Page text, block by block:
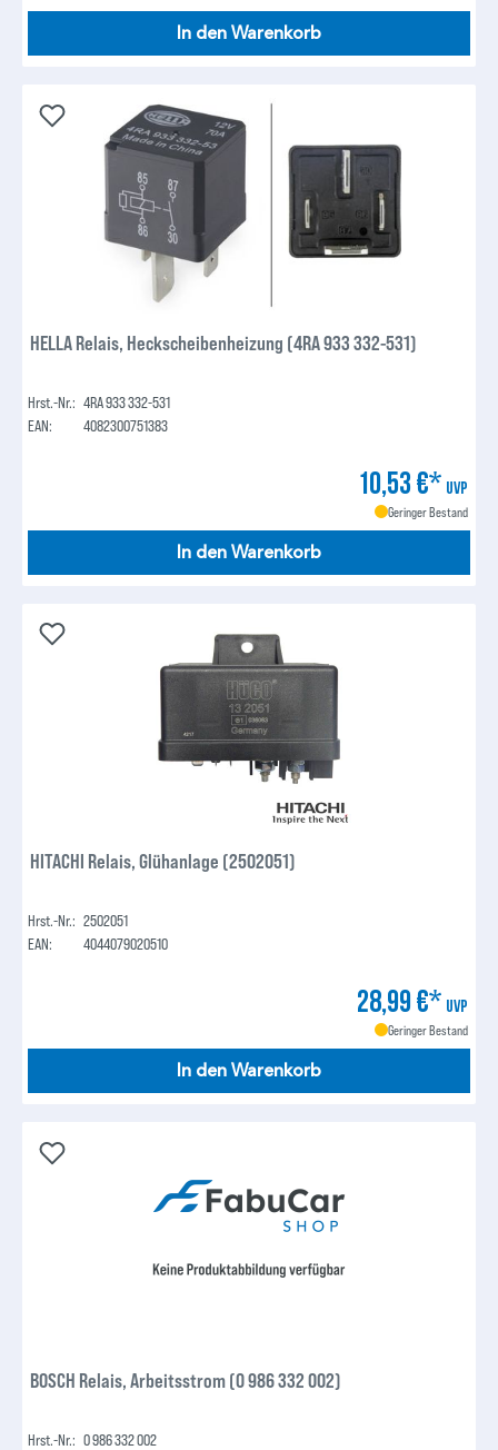
In den Warenkorb
HELLA Relais, Heckscheibenheizung (4RA 933 332-531)
Hrst.-Nr.: 4RA 933 332-531
EAN:
4082300751383
10,53 €* UVP
Geringer Bestand
In den Warenkorb
HITACHI Relais, Glühanlage (2502051)
Hrst.-Nr.: 2502051
EAN:
4044079020510
28,99 €* UVP
Geringer Bestand
In den Warenkorb
BOSCH Relais, Arbeitsstrom (0 986 332 002)
Hrst.-Nr.: 0 986 332 002